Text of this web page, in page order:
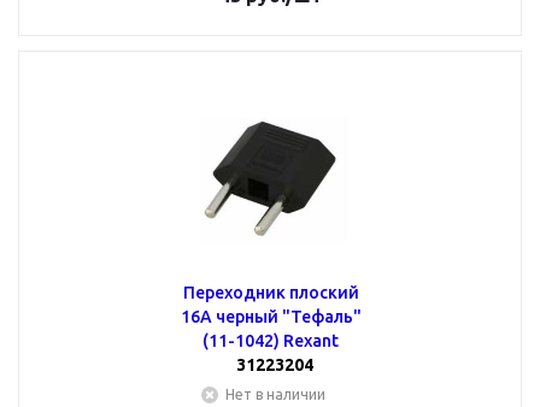
Переходник плоский
16А черный "Тефаль"
(11-1042) Rexant
31223204
Нет в наличии